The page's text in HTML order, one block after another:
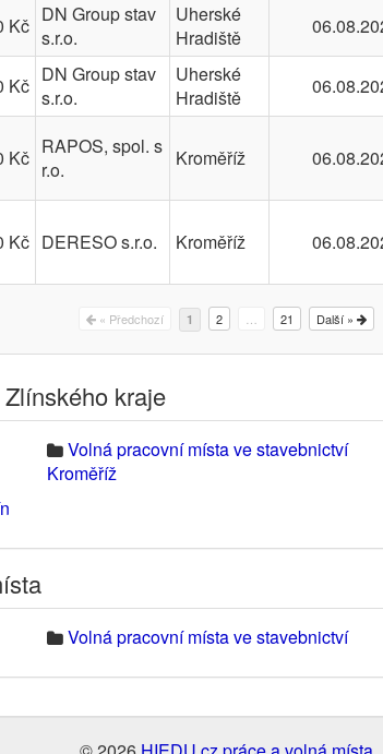
Kč DN Group stav
s.r.o.
Uherské
Hradiště
Kč DN Group stav
s.r.o.
Uherské
Hradiště
Kč RAPOS, spol. s
r.o.
Kroměříž
Kč DERESO s.r.o. Kroměříž
« Předchozí 1 2 21 Další »
kraje
Volná pracovní místa ve stavebnictví
Kroměříž
Volná pracovní místa ve stavebnictví